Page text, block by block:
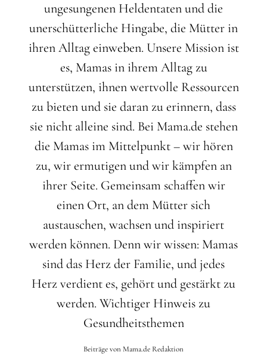
ungesungenen Heldentaten und die
unerschütterliche Hingabe, die Mütter in
ihren Alltag einweben. Unsere Mission ist
es, Mamas in ihrem Alltag zu
unterstützen, ihnen wertvolle Ressourcen
zu bieten und sie daran zu erinnern, dass
sie nicht alleine sind. Bei Mama.de stehen
die Mamas im Mittelpunkt – wir hören
zu, wir ermutigen und wir kämpfen an
ihrer Seite. Gemeinsam schaffen wir
einen Ort, an dem Mütter sich
austauschen, wachsen und inspiriert
werden können. Denn wir wissen: Mamas
sind das Herz der Familie, und jedes
Herz verdient es, gehört und gestärkt zu
werden. Wichtiger Hinweis zu
Gesundheitsthemen
Beiträge von Mama.de Redaktion